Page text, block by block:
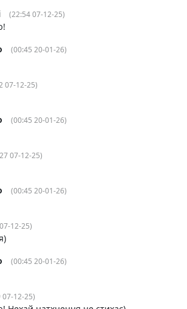
(22:54 07-12-25)
(00:45 20-01-26)
07-12-25)
(00:45 20-01-26)
07-12-25)
(00:45 20-01-26)
12-25)
(00:45 20-01-26)
07-12-25)